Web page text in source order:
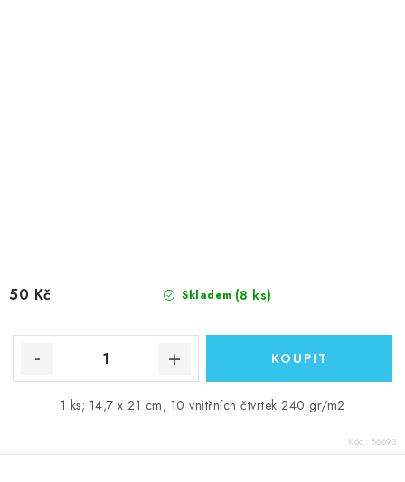
Skladem (8 ks)
50 Kč
1 ks; 14,7 x 21 cm; 10 vnitřních čtvrtek 240 gr/m2
Kód: 86693